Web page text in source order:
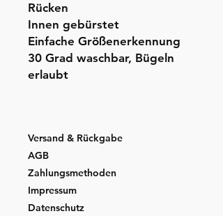
Rücken
Innen gebürstet
Einfache Größenerkennung
30 Grad waschbar, Bügeln
erlaubt
Versand & Rückgabe
AGB
Zahlungsmethoden
Impressum
Datenschutz